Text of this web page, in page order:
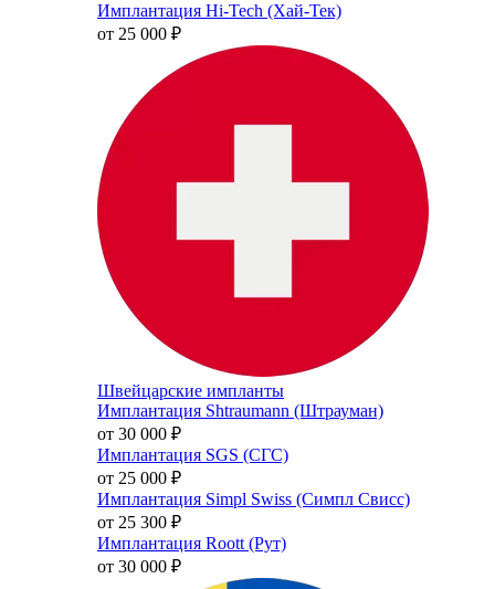
Имплантация Hi-Tech (Хай-Тек)
от 25 000 ₽
Швейцарские импланты
Имплантация Shtraumann (Штрауман)
от 30 000 ₽
Имплантация SGS (СГС)
от 25 000 ₽
Имплантация Simpl Swiss (Симпл Свисс)
от 25 300 ₽
Имплантация Roott (Рут)
от 30 000 ₽